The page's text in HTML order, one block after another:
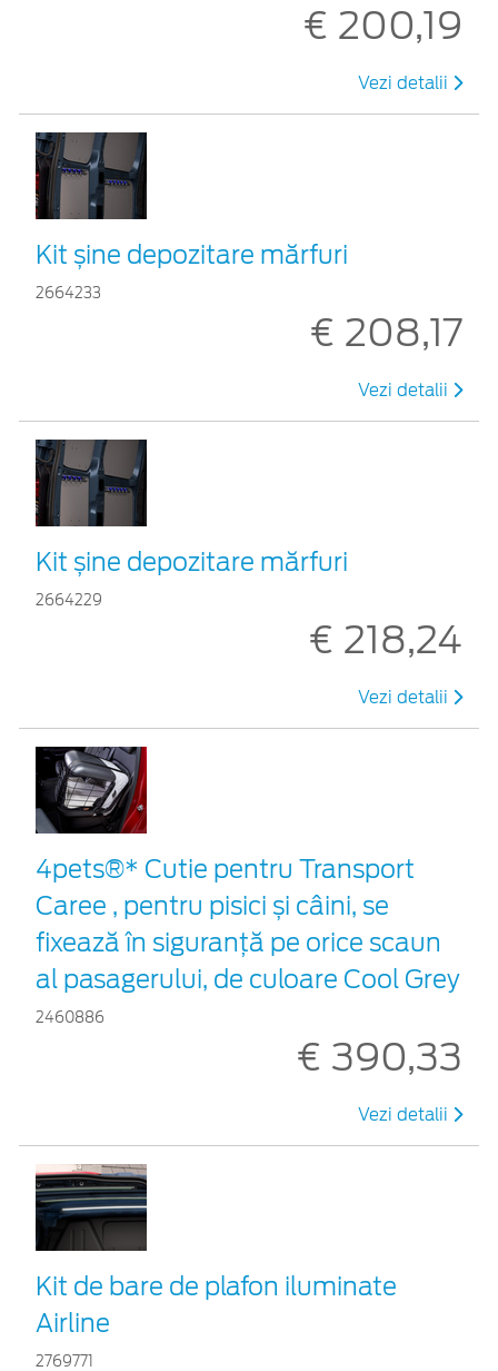
€ 200,19
Vezi detalii
Kit șine depozitare mărfuri
2664233
€ 208,17
Vezi detalii
Kit șine depozitare mărfuri
2664229
€ 218,24
Vezi detalii
4pets®* Cutie pentru Transport
Caree , pentru pisici și câini, se
fixează în siguranță pe orice scaun
al pasagerului, de culoare Cool Grey
2460886
€ 390,33
Vezi detalii
Kit de bare de plafon iluminate
Airline
2769771